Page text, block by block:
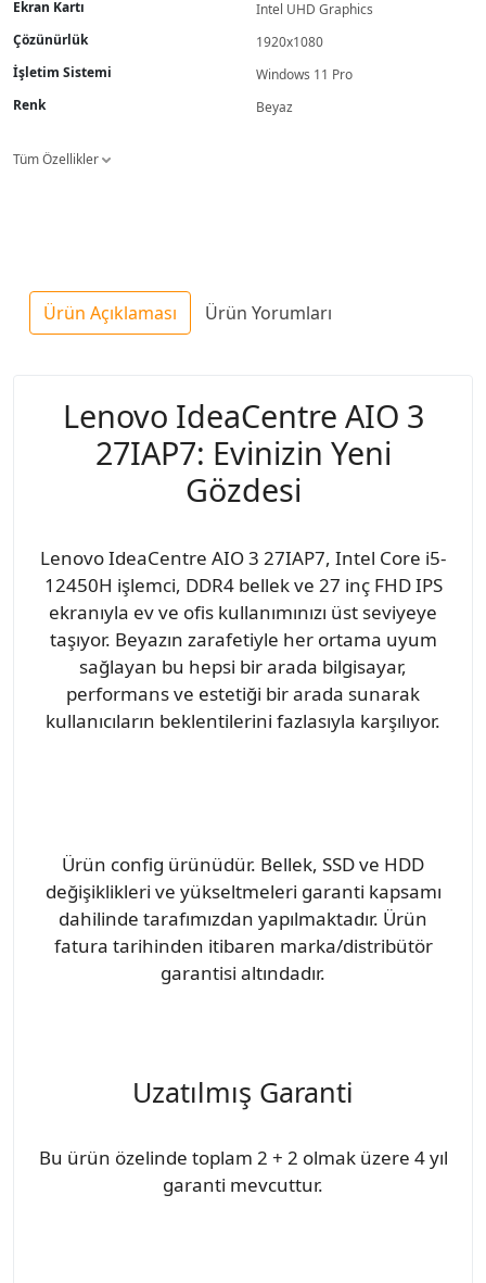
Ekran Kartı
Intel UHD Graphics
Çözünürlük
1920x1080
İşletim Sistemi
Windows 11 Pro
Renk
Beyaz
Tüm Özellikler
Ürün Açıklaması Ürün Yorumları
Lenovo IdeaCentre AIO 3
27IAP7: Evinizin Yeni
Gözdesi
Lenovo IdeaCentre AIO 3 27IAP7, Intel Core i5-
12450H işlemci, DDR4 bellek ve 27 inç FHD IPS
ekranıyla ev ve ofis kullanımınızı üst seviyeye
taşıyor. Beyazın zarafetiyle her ortama uyum
sağlayan bu hepsi bir arada bilgisayar,
performans ve estetiği bir arada sunarak
kullanıcıların beklentilerini fazlasıyla karşılıyor.
Ürün config ürünüdür. Bellek, SSD ve HDD
değişiklikleri ve yükseltmeleri garanti kapsamı
dahilinde tarafımızdan yapılmaktadır. Ürün
fatura tarihinden itibaren marka/distribütör
garantisi altındadır.
Uzatılmış Garanti
Bu ürün özelinde toplam 2 + 2 olmak üzere 4 yıl
garanti mevcuttur.